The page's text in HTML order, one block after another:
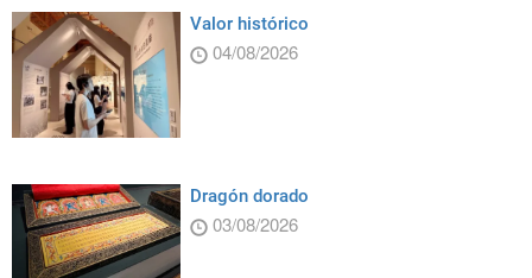
Valor histórico
04/08/2026
Dragón dorado
03/08/2026